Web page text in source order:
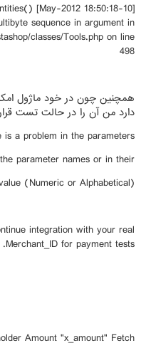
htmlentities()
sequence in argument in
classes/Tools.php on line
498
همچنين چون در خود ماژول
دارد من آن را در حالت تست
a problem in the parameters
parameter names or in their
value (Numeric or Alphabetical).
integration with your real
Merchant_ID for payment tests.
Amount "x_amount" Fetch